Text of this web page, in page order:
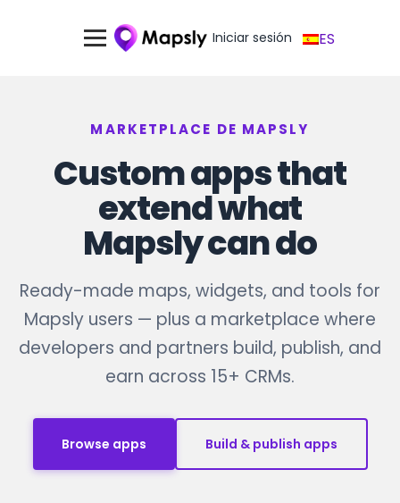
Iniciar sesión ES
MARKETPLACE DE MAPSLY
Custom apps that
extend what
Mapsly can do
Ready-made maps, widgets, and tools for
Mapsly users — plus a marketplace where
developers and partners build, publish, and
earn across 15+ CRMs.
Browse apps Build & publish apps